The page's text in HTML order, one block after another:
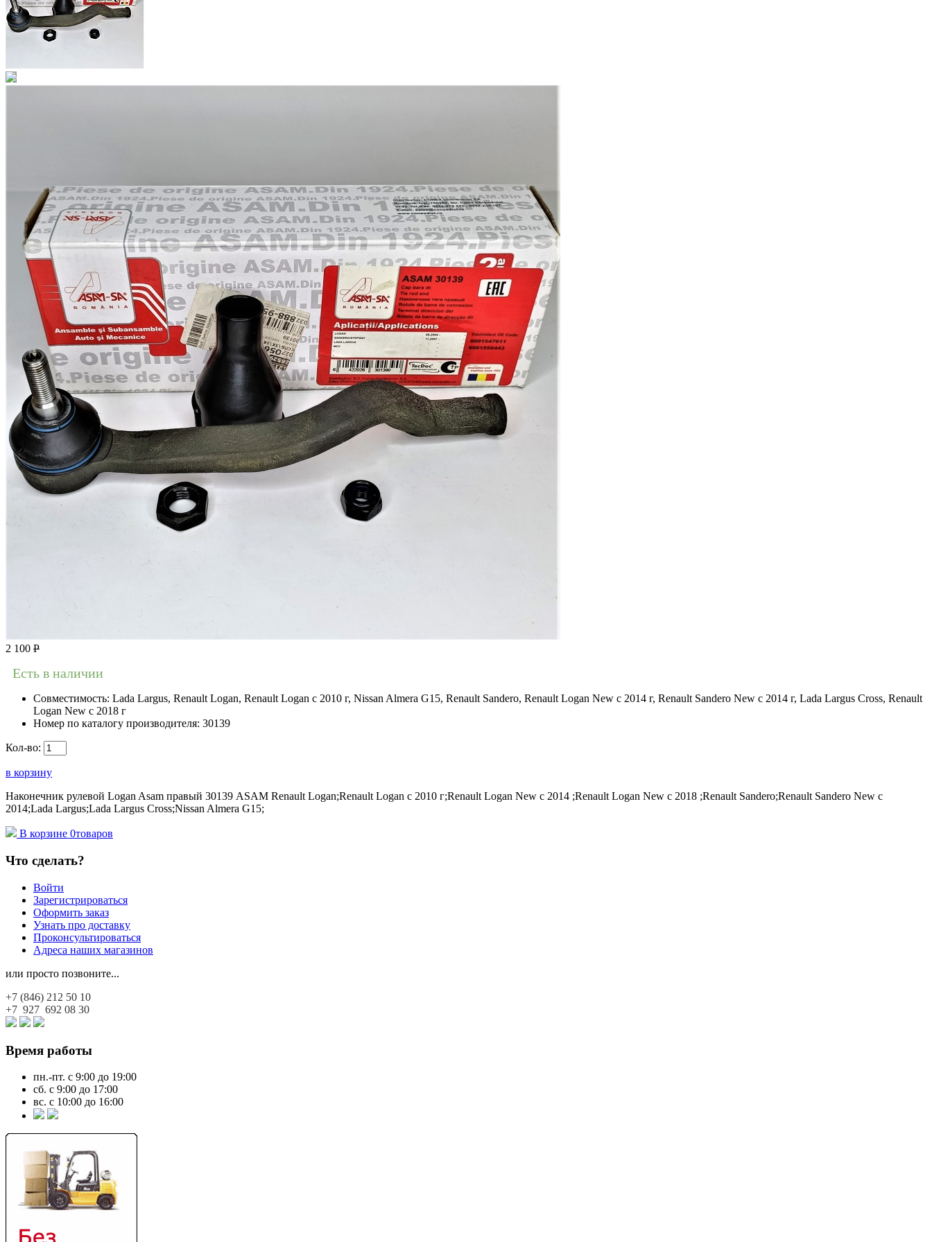
2 100 Р
Есть в наличии
Совместимость: Lada Largus, Renault Logan, Renault Logan c 2010 г, Nissan Almera G15, Renault Sandero, Renault Logan New с 2014 г, Renault Sandero New с 2014 г, Lada Largus Cross, Renault
Logan New с 2018 г
Номер по каталогу производителя: 30139
Кол-во:
в корзину
Наконечник рулевой Logan Asam правый 30139 ASAM Renault Logan;Renault Logan c 2010 г;Renault Logan New с 2014 ;Renault Logan New с 2018 ;Renault Sandero;Renault Sandero New с
2014;Lada Largus;Lada Largus Cross;Nissan Almera G15;
В корзине 0товаров
Что сделать?
Войти
Зарегистрироваться
Оформить заказ
Узнать про доставку
Проконсультироваться
Адреса наших магазинов
или просто позвоните...
+7 (846) 212 50 10
+7 927 692 08 30
Время работы
пн.-пт. с 9:00 до 19:00
сб. с 9:00 до 17:00
вс. с 10:00 до 16:00